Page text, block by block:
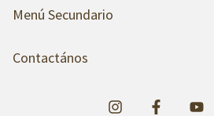
Menú Secundario
Contactános